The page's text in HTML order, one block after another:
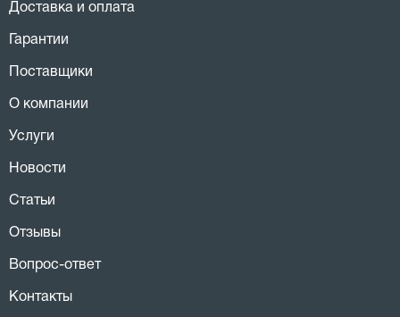
Доставка и оплата
Гарантии
Поставщики
О компании
Услуги
Новости
Статьи
Отзывы
Вопрос-ответ
Контакты